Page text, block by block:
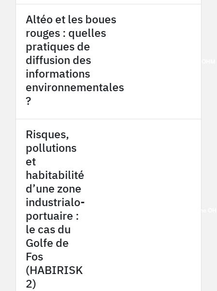
Altéo et les boues
rouges : quelles
pratiques de
diffusion des
informations
environnementales
?
Risques,
pollutions
et
habitabilité
d’une zone
industrialo-
portuaire :
le cas du
Golfe de
Fos
(HABIRISK
2)
French Mediterranean coastal zone